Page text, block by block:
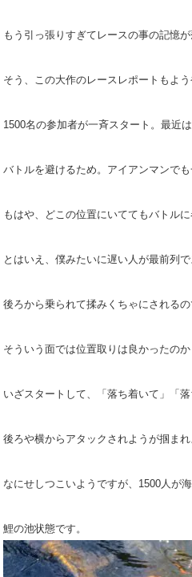
もう引っ張りすぎてレースの事の記憶
そう、この大作のレースレポートもよう
1500名の参加者が一斉スタート。最近
バトルを避けるため。アイアンマンで
もはや、どこの位置にいててもバトルに
とはいえ、僕みたいに遅い人が最前列
後ろから乗られて揉みくちゃにされる
そういう面では位置取りは良かったのか
いざスタートして、「落ち着いて」「
後ろや横からアタックされようが掴ま
なにせしつこいようですが、1500人が
鯉の池状態です。